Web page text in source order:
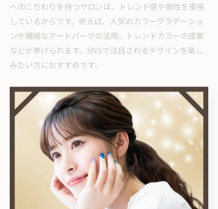
へのこだわりを持つサロンは、トレンド感や個性を重視
しているからです。例えば、人気のカラーグラデーショ
ンや繊細なアートパーツの活用、トレンドカラーの提案
などが挙げられます。SNSで注目されるデザインを楽し
みたい方におすすめです。
持ち込みデザイン対応ネイルサロンの魅力
持ち込みデザインに対応しているネイルサロンには、理
想の仕上がりを追求できる魅力があります。理由は、自
分のイメージや参考画像をもとに、プロの技術で再現し
てもらえるためです。具体的には、SNSや雑誌で見つけ
たお気に入りのデザインを相談し、カラーやパーツをカ
スタマイズする方法が有効です。持ち込み対応サロンな
ら、よりパーソナルなネイル体験ができるでしょう。